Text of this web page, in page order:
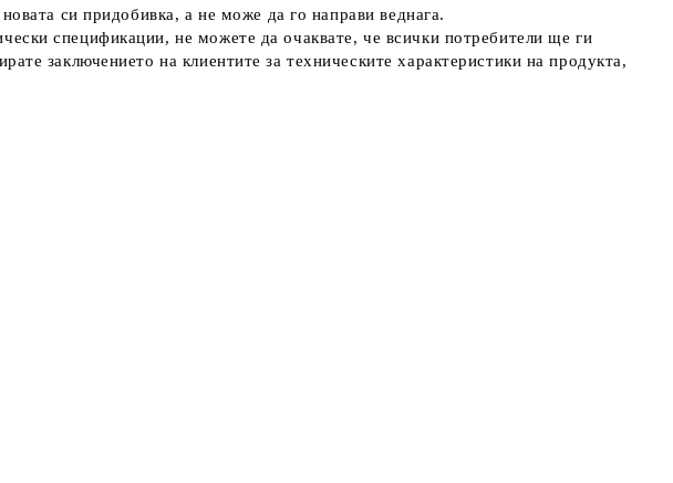
си придобивка, а не може да го направи веднага.
спецификации, не можете да очаквате, че всички потребители ще ги
заключението на клиентите за техническите характеристики на продукта,